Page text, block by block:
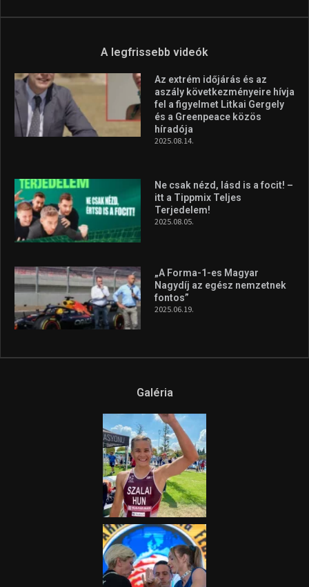
A legfrissebb videók
Az extrém időjárás és az
aszály következményeire hívja
fel a figyelmet Litkai Gergely
és a Greenpeace közös
híradója
2025.08.14.
Ne csak nézd, lásd is a focit! –
itt a Tippmix Teljes
Terjedelem!
2025.08.05.
„A Forma-1-es Magyar
Nagydíj az egész nemzetnek
fontos”
2025.06.19.
Galéria